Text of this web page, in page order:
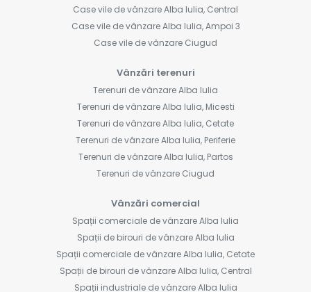
Case vile de vânzare Alba Iulia, Central
Case vile de vânzare Alba Iulia, Ampoi 3
Case vile de vânzare Ciugud
Vânzări terenuri
Terenuri de vânzare Alba Iulia
Terenuri de vânzare Alba Iulia, Micesti
Terenuri de vânzare Alba Iulia, Cetate
Terenuri de vânzare Alba Iulia, Periferie
Terenuri de vânzare Alba Iulia, Partos
Terenuri de vânzare Ciugud
Vânzări comercial
Spații comerciale de vânzare Alba Iulia
Spații de birouri de vânzare Alba Iulia
Spații comerciale de vânzare Alba Iulia, Cetate
Spații de birouri de vânzare Alba Iulia, Central
Spații industriale de vânzare Alba Iulia